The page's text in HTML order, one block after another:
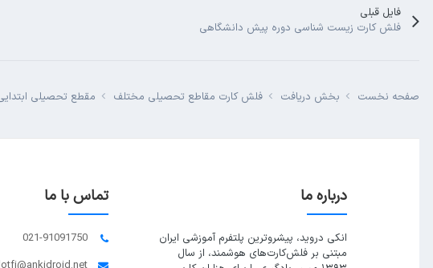
فایل قبلی
فلش کارت زیست شناسی دوره پیش دانشگاهی
صفحه نخست بخش دریافت فلش کارت مقاطع تحصیلی مختلف مقطع تحصیلی ابتدایی
درباره ما
انکی دروید، پیشروترین پلتفرم آموزشی ایران
مبتنی بر فلش‌کارت‌های هوشمند، از سال
تماس با ما
021-91091750